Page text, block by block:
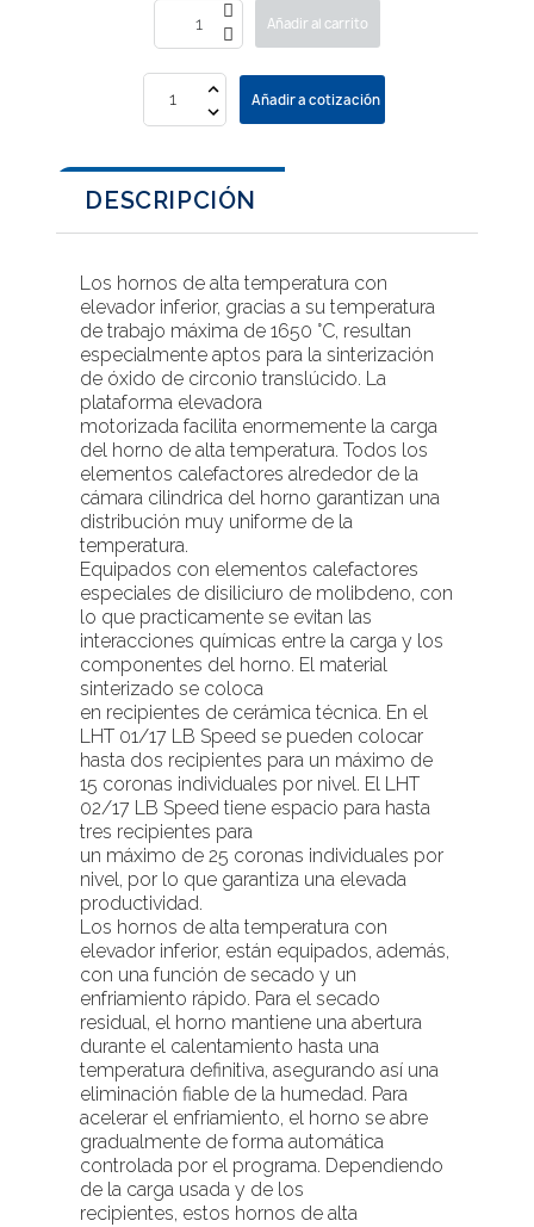
Añadir al carrito
Añadir a cotización
DESCRIPCIÓN
Los hornos de alta temperatura con
elevador inferior, gracias a su temperatura
de trabajo máxima de 1650 °C, resultan
especialmente aptos para la sinterización
de óxido de circonio translúcido. La
plataforma elevadora
motorizada facilita enormemente la carga
del horno de alta temperatura. Todos los
elementos calefactores alrededor de la
cámara cilindrica del horno garantizan una
distribución muy uniforme de la
temperatura.
Equipados con elementos calefactores
especiales de disiliciuro de molibdeno, con
lo que practicamente se evitan las
interacciones químicas entre la carga y los
componentes del horno. El material
sinterizado se coloca
en recipientes de cerámica técnica. En el
LHT 01/17 LB Speed se pueden colocar
hasta dos recipientes para un máximo de
15 coronas individuales por nivel. El LHT
02/17 LB Speed tiene espacio para hasta
tres recipientes para
un máximo de 25 coronas individuales por
nivel, por lo que garantiza una elevada
productividad.
Los hornos de alta temperatura con
elevador inferior, están equipados, además,
con una función de secado y un
enfriamiento rápido. Para el secado
residual, el horno mantiene una abertura
durante el calentamiento hasta una
temperatura definitiva, asegurando así una
eliminación fiable de la humedad. Para
acelerar el enfriamiento, el horno se abre
gradualmente de forma automática
controlada por el programa. Dependiendo
de la carga usada y de los
recipientes, estos hornos de alta